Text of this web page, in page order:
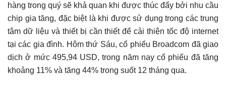
hàng trong quý sẽ khả quan khi được thúc đẩy bởi nhu cầu
chip gia tăng, đặc biệt là khi được sử dụng trong các trung
tâm dữ liệu và thiết bị cần thiết để cải thiện tốc độ internet
tại các gia đình. Hôm thứ Sáu, cổ phiếu Broadcom đã giao
dịch ở mức 495,94 USD, trong năm nay cổ phiếu đã tăng
khoảng 11% và tăng 44% trong suốt 12 tháng qua.